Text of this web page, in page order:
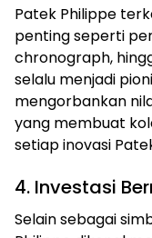
Patek Philippe
penting seperti
chronograph,
selalu menjadi
mengorbankan
yang membuat
setiap inovasi
4. Investasi
Selain sebagai